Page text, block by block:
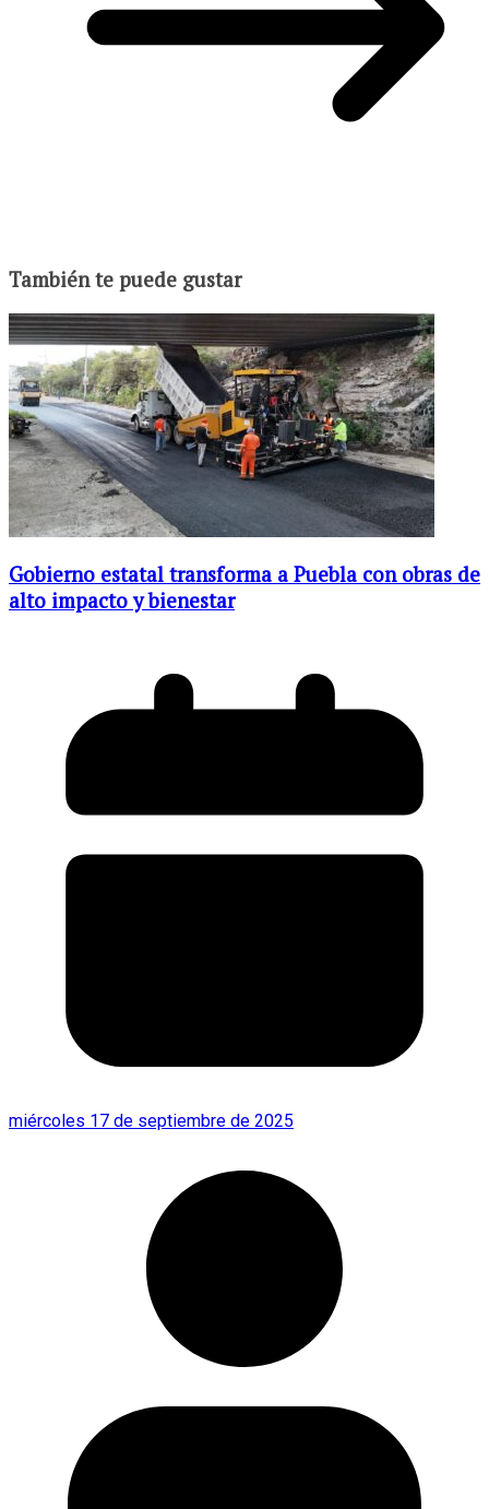
También te puede gustar
Gobierno estatal transforma a Puebla con obras de
alto impacto y bienestar
miércoles 17 de septiembre de 2025